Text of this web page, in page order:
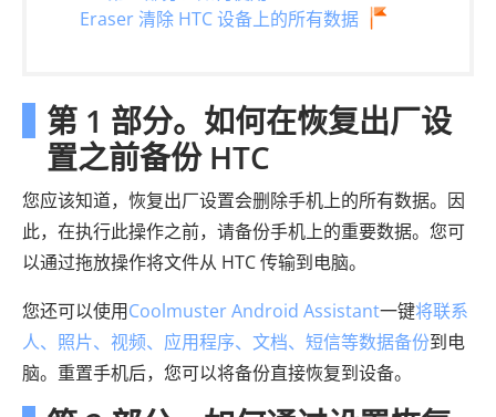
Eraser 清除 HTC 设备上的所有数据
第 1 部分。如何在恢复出厂设
置之前备份 HTC
您应该知道，恢复出厂设置会删除手机上的所有数据。因
此，在执行此操作之前，请备份手机上的重要数据。您可
以通过拖放操作将文件从 HTC 传输到电脑。
您还可以使用Coolmuster Android Assistant一键将联系
人、照片、视频、应用程序、文档、短信等数据备份到电
脑。重置手机后，您可以将备份直接恢复到设备。